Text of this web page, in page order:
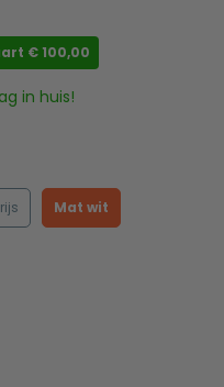
€ 100,00
in huis!
Mat wit